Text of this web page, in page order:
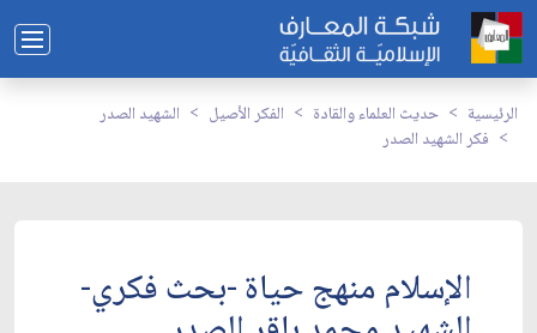
الرئيسية حديث العلماء والقادة الفكر الأصيل
الشهيد الصدر
فكر الشهيد الصدر
الإسلام منهج حياة -بحث فكري-